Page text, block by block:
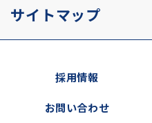
サイトマップ
採用情報
お問い合わせ